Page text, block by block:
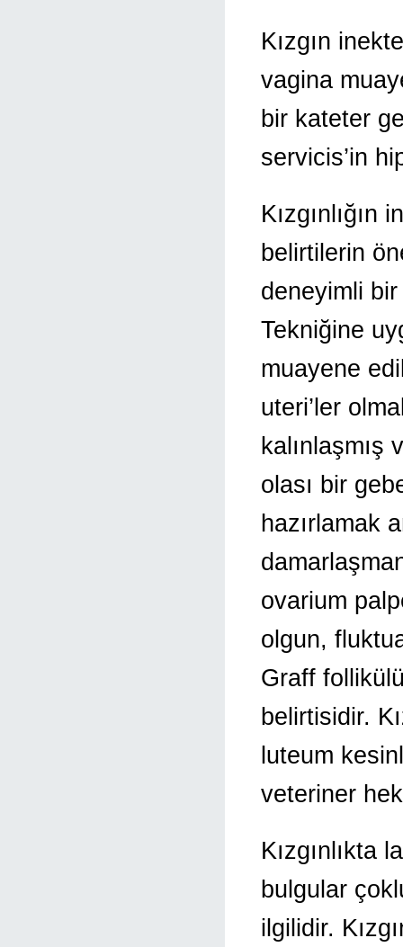
Kızgın
vagina
bir kateter
servicis’in
belirtilerin
deneyimli
Tekniğine
muayene
uteri’ler
kalınlaşmış
olası bir
hazırlamak
ovarium
olgun,
Graff
belirtisidir.
luteum
veteriner
Kızgınlıkta
bulgular
ilgilidir.